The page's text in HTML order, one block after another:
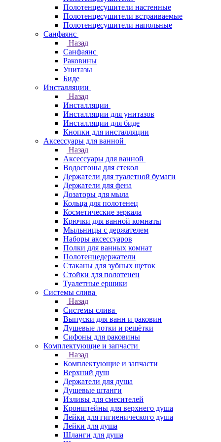
Полотенцесушители настенные
Полотенцесушители встраиваемые
Полотенцесушители напольные
Санфаянс
Назад
Санфаянс
Раковины
Унитазы
Биде
Инсталляции
Назад
Инсталляции
Инсталляции для унитазов
Инсталляции для биде
Кнопки для инсталляции
Аксессуары для ванной
Назад
Аксессуары для ванной
Водосгоны для стекол
Держатели для туалетной бумаги
Держатели для фена
Дозаторы для мыла
Кольца для полотенец
Косметические зеркала
Крючки для ванной комнаты
Мыльницы с держателем
Наборы аксессуаров
Полки для ванных комнат
Полотенцедержатели
Стаканы для зубных щеток
Стойки для полотенец
Туалетные ершики
Системы слива
Назад
Системы слива
Выпуски для ванн и раковин
Душевые лотки и решётки
Сифоны для раковины
Комплектующие и запчасти
Назад
Комплектующие и запчасти
Верхний душ
Держатели для душа
Душевые штанги
Изливы для смесителей
Кронштейны для верхнего душа
Лейки для гигиенического душа
Лейки для душа
Шланги для душа